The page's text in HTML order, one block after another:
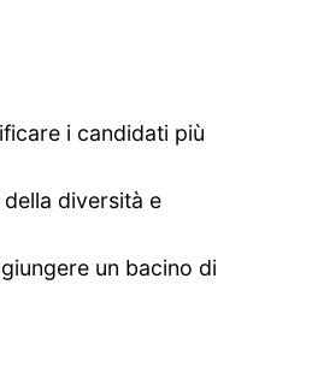
i candidati più
diversità e
un bacino di